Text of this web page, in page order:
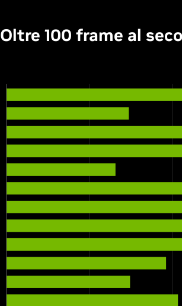
Oltre 100 frame al